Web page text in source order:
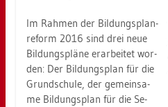
Im Rah­men der Bil­dungs­plan­
re­form 2016 sind drei neue
Bil­dungs­plä­ne er­ar­bei­tet wor­
den: Der Bil­dungs­plan für die
Grund­schu­le, der ge­mein­sa­
me Bil­dungs­plan für die Se­